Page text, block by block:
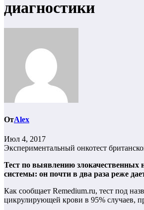
диагностики
ОтAlex
Июл 4, 2017
Экспериментальный онкотест
Тест по выявлению злокачественных
системы: он почти в два раза реже
Как сообщает Remedium.ru, тест под
цикрулирующей крови в 95% случаев,